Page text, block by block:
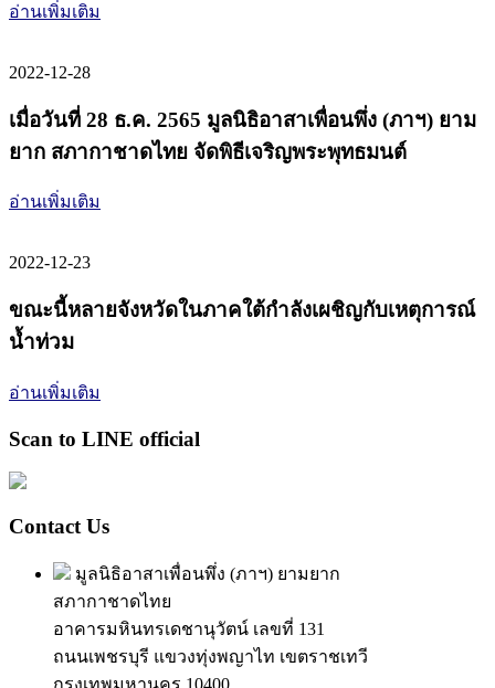
อ่านเพิ่มเติม
2022-12-28
เมื่อวันที่ 28 ธ.ค. 2565 มูลนิธิอาสาเพื่อนพึ่ง (ภาฯ) ยาม
ยาก สภากาชาดไทย จัดพิธีเจริญพระพุทธมนต์
อ่านเพิ่มเติม
2022-12-23
ขณะนี้หลายจังหวัดในภาคใต้กำลังเผชิญกับเหตุการณ์
น้ำท่วม
อ่านเพิ่มเติม
Scan to LINE official
Contact Us
มูลนิธิอาสาเพื่อนพึ่ง (ภาฯ) ยามยาก
สภากาชาดไทย
อาคารมหินทรเดชานุวัตน์ เลขที่ 131
ถนนเพชรบุรี แขวงทุ่งพญาไท เขตราชเทวี
กรุงเทพมหานคร 10400